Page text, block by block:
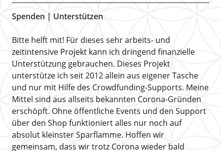
Spenden | Unterstützen
Bitte helft mit! Für dieses sehr arbeits- und
zeitintensive Projekt kann ich dringend finanzielle
Unterstützung gebrauchen. Dieses Projekt
unterstütze ich seit 2012 allein aus eigener Tasche
und nur mit Hilfe des Crowdfunding-Supports. Meine
Mittel sind aus allseits bekannten Corona-Gründen
erschöpft. Ohne öffentliche Events und den Support
über den Shop funktioniert alles nur noch auf
absolut kleinster Sparflamme. Hoffen wir
gemeinsam, dass wir trotz Corona wieder bald